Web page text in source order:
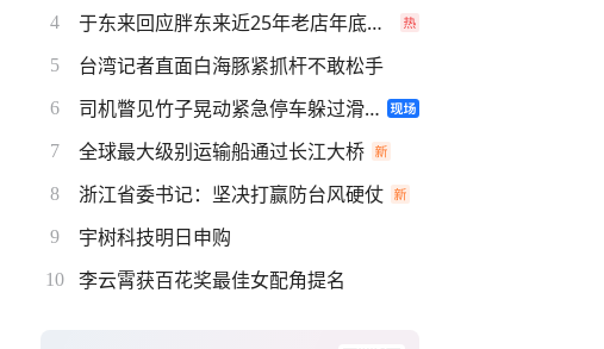
4 于东来回应胖东来近25年老店年底关闭
5 台湾记者直面白海豚紧抓杆不敢松手
6 司机瞥见竹子晃动紧急停车躲过滑坡
7 全球最大级别运输船通过长江大桥
8 浙江省委书记：坚决打赢防台风硬仗
9 宇树科技明日申购
10 李云霄获百花奖最佳女配角提名